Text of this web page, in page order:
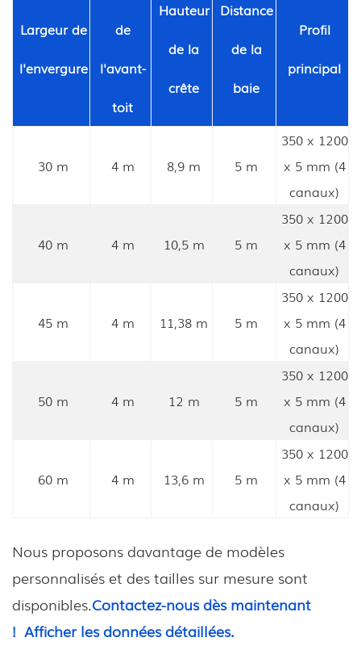
Largeur de
l'envergure
de
l'avant-
toit
Hauteur
de la
crête
Distance
de la
baie
Profil
principal
30 m 4 m 8,9 m 5 m
350 x 1200
x 5 mm (4
canaux)
40 m 4 m 10,5 m 5 m
350 x 1200
x 5 mm (4
canaux)
45 m 4 m 11,38 m 5 m
350 x 1200
x 5 mm (4
canaux)
50 m 4 m 12 m 5 m
350 x 1200
x 5 mm (4
canaux)
60 m 4 m 13,6 m 5 m
350 x 1200
x 5 mm (4
canaux)
Nous proposons davantage de modèles
personnalisés et des tailles sur mesure sont
disponibles.Contactez-nous dès maintenant
! Afficher les données détaillées.